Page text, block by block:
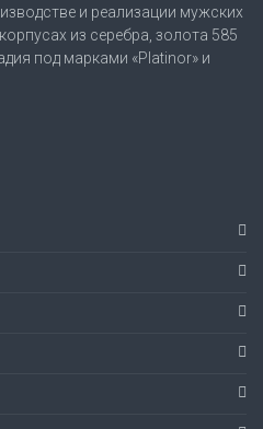
и реализации мужских
из серебра, золота 585
под марками «Platinor» и